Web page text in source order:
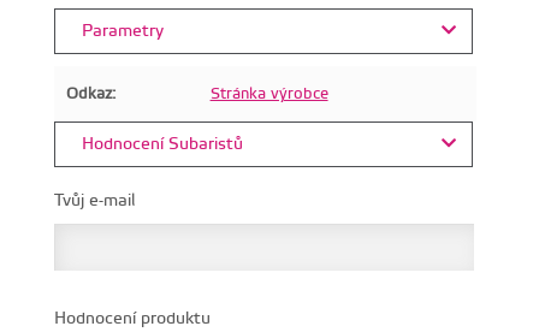
Parametry
Odkaz: Stránka výrobce
Hodnocení Subaristů
Tvůj e-mail
Hodnocení produktu